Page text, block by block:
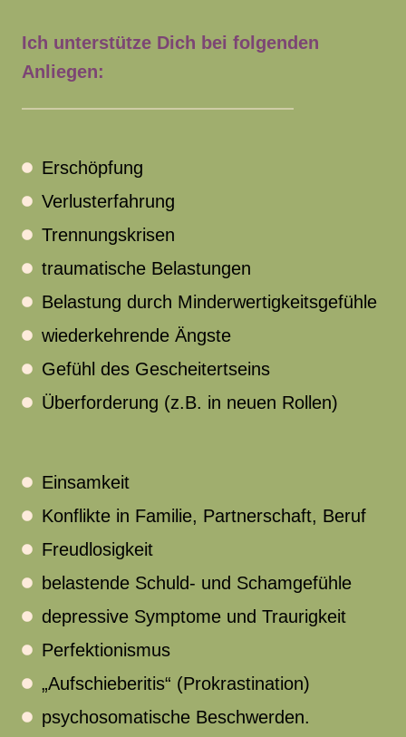
Ich unterstütze Dich bei folgenden
Anliegen:
Erschöpfung
Verlusterfahrung
Trennungskrisen
traumatische Belastungen
Belastung durch Minderwertigkeitsgefühle
wiederkehrende Ängste
Gefühl des Gescheitertseins
Überforderung (z.B. in neuen Rollen)
Einsamkeit
Konflikte in Familie, Partnerschaft, Beruf
Freudlosigkeit
belastende Schuld- und Schamgefühle
depressive Symptome und Traurigkeit
Perfektionismus
„Aufschieberitis“ (Prokrastination)
psychosomatische Beschwerden.